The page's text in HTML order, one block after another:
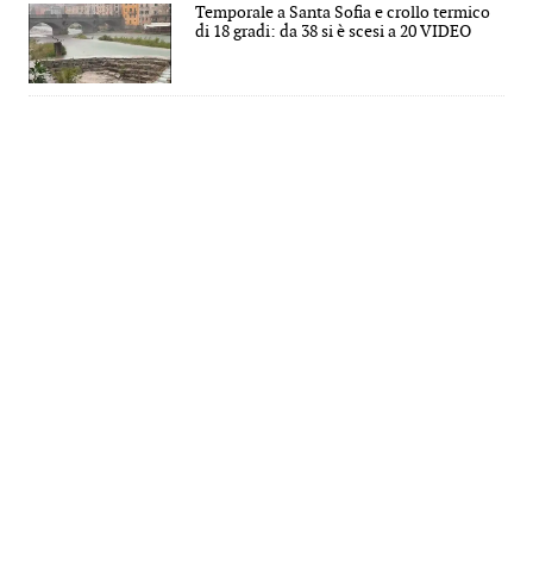
Temporale a Santa Sofia e crollo termico
di 18 gradi: da 38 si è scesi a 20 VIDEO